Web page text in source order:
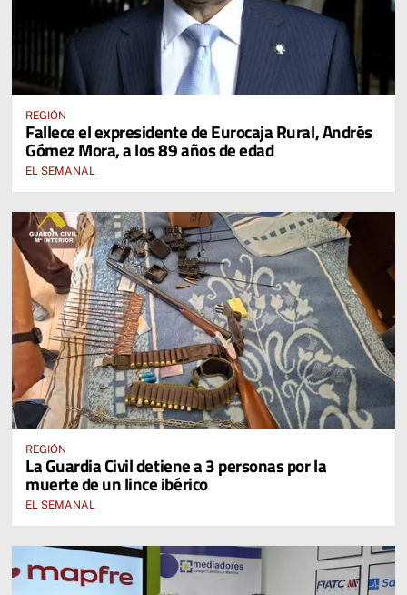
REGIÓN
Fallece el expresidente de Eurocaja Rural, Andrés
Gómez Mora, a los 89 años de edad
EL SEMANAL
REGIÓN
La Guardia Civil detiene a 3 personas por la
muerte de un lince ibérico
EL SEMANAL